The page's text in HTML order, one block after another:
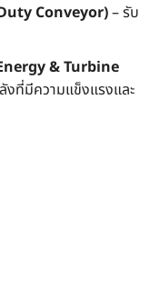
Conveyor)– รับ
& Turbine
งที่มีความแข็งแรงและ